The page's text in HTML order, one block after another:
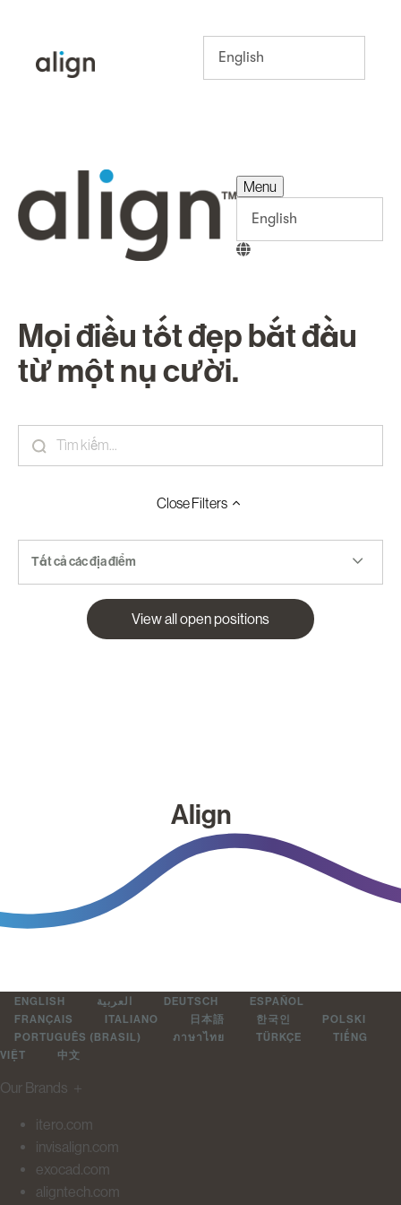
Menu
Mọi điều tốt đẹp bắt đầu
từ một nụ cười.
CloseFilters
Tất cả các địa điểm
View all open positions
Align
ENGLISH العربية DEUTSCH
ESPAÑOL
FRANÇAIS
ITALIANO 日本語 한국인
POLSKI
PORTUGUÊS (BRASIL)
ภาษาไทย TÜRKÇE
TIẾNG
VIỆT
中文
Our Brands ＋
itero.com
invisalign.com
exocad.com
aligntech.com